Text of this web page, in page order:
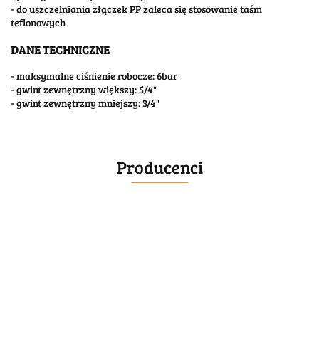
- do uszczelniania złączek PP zaleca się stosowanie taśm
teflonowych
DANE TECHNICZNE
- maksymalne ciśnienie robocze: 6bar
- gwint zewnętrzny większy: 5/4"
- gwint zewnętrzny mniejszy: 3/4"
Producenci